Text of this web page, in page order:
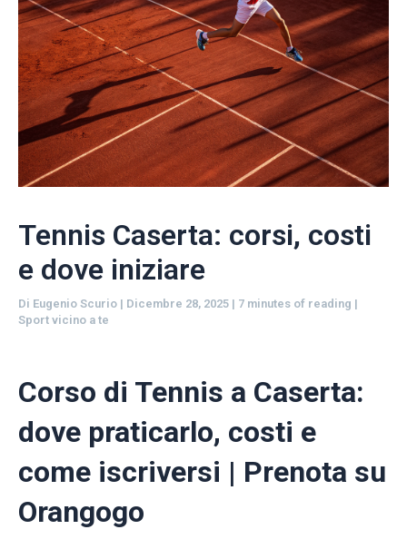
Tennis Caserta: corsi, costi
e dove iniziare
Di Eugenio Scurio | Dicembre 28, 2025 | 7 minutes of reading |
Sport vicino a te
Corso di Tennis a Caserta:
dove praticarlo, costi e
come iscriversi | Prenota su
Orangogo